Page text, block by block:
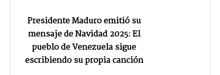
Presidente Maduro emitió su
mensaje de Navidad 2025: El
pueblo de Venezuela sigue
escribiendo su propia canción